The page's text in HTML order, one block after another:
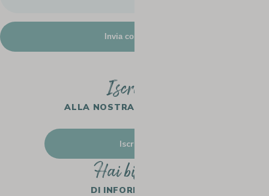
Iscriviti
ALLA NOSTRA NEWSLETTER
Iscriviti
Hai bisogno
DI INFORMAZIONI?